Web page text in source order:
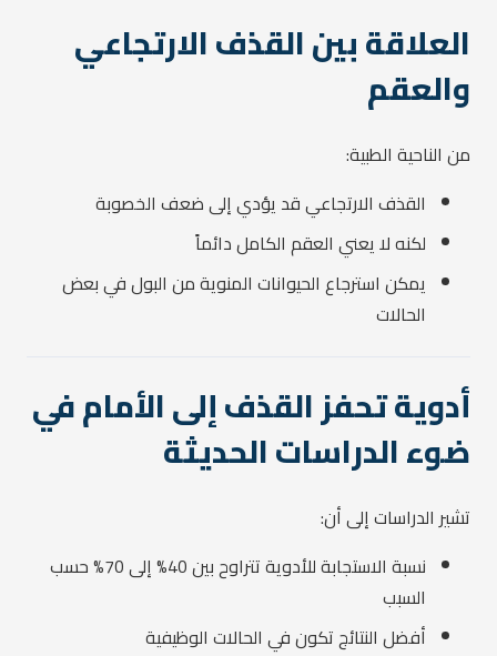
العلاقة بين القذف الارتجاعي
والعقم
من الناحية الطبية:
القذف الارتجاعي قد يؤدي إلى ضعف الخصوبة
لكنه لا يعني العقم الكامل دائماً
يمكن استرجاع الحيوانات المنوية من البول في بعض
الحالات
أدوية تحفز القذف إلى الأمام في
ضوء الدراسات الحديثة
تشير الدراسات إلى أن:
نسبة الاستجابة للأدوية تتراوح بين 40% إلى 70% حسب
السبب
أفضل النتائج تكون في الحالات الوظيفية